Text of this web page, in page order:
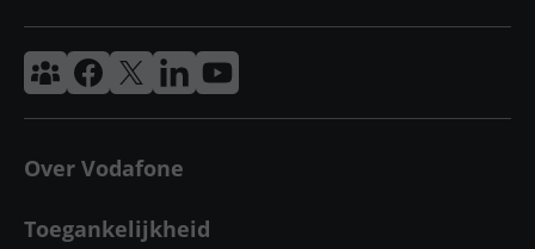
Vodafone & Ziggo Community
Vodafone Facebook
Vodafone XVodafoneZiggo LinkedIn
Vodafone YouTube
Over Vodafone
Toegankelijkheid